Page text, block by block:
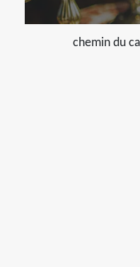
chemin du